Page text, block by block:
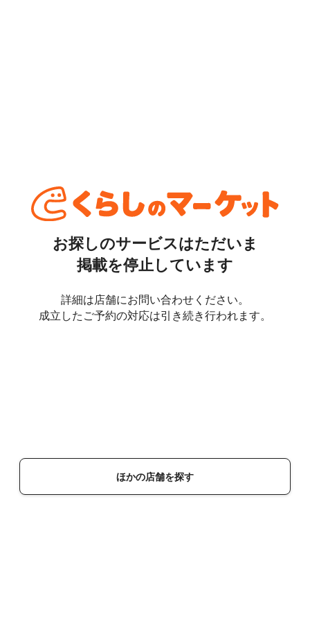
お探しのサービスはただいま
掲載を停止しています
詳細は店舗にお問い合わせください。
成立したご予約の対応は引き続き行われます。
ほかの店舗を探す